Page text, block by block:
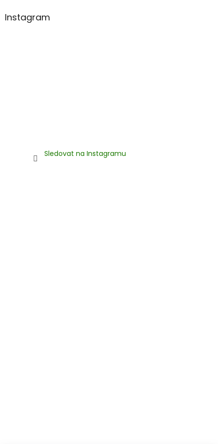
Instagram
Sledovat na Instagramu